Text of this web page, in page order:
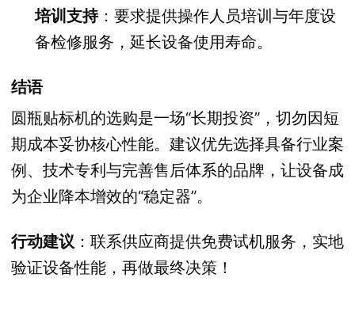
培训支持：要求提供操作人员培训与年度设
备检修服务，延长设备使用寿命。
结语
圆瓶贴标机的选购是一场“长期投资”，切勿因短
期成本妥协核心性能。建议优先选择具备行业案
例、技术专利与完善售后体系的品牌，让设备成
为企业降本增效的“稳定器”。
行动建议 ：联系供应商提供免费试机服务，实地
验证设备性能，再做最终决策！